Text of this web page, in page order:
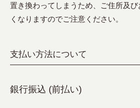
置き換わってしまうため、ご住所及
くなりますのでご注意ください。
支払い方法について
銀行振込 (前払い)